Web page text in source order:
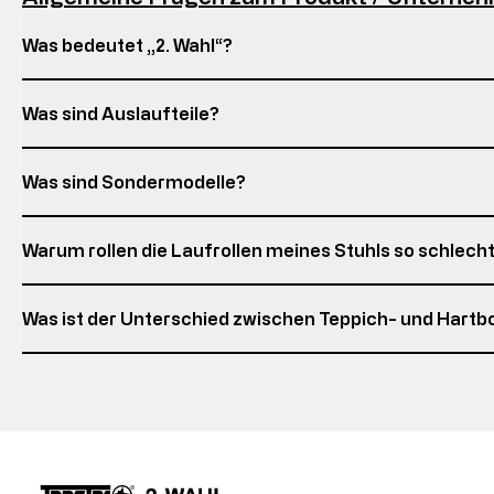
Was bedeutet „2. Wahl“?
Was sind Auslaufteile?
Was sind Sondermodelle?
Warum rollen die Laufrollen meines Stuhls so
Was ist der Unterschied zwischen Teppich- und